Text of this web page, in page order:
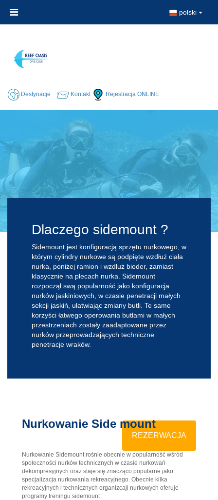
polski
Destynacje Kontakt Rejestracja ONLINE
Dlaczego sidemount ?
Sidemount jest konfiguracją sprzętu nurkowego, w
którym cylindry nurkowe są podpięte wzdłuż ciała
nurka, poniżej ramion i wzdłuż bioder, zamiast
klasycznie na plecach nurka. Sidemount
rozpoczął swą popularność jako konfiguracja
nurków jaskiniowych, w czasie penetracji małych
sekcji jaskiń, ułatwiając zmiany butli. Te same
korzyści łatwego operowania butlami w małych
przestrzeniach zostały zaadaptowane przez
nurków przeprowadzających techniczne
penetracje wraków.
Nurkowanie Side mount
REZERWACJA
Nurkowanie Sidemount rośnie obecnie w popularność wśród
społeczności nurków technicznych w czasie nurkowań
dekompresyjnych oraz staje się znacząco popularne jako
specjalizacja nurkowania rekreacyjnego. Obecnie kilka
rekreacyjnych i technicznych organizcaji nurkowych oferuje
programy treningu sidemount